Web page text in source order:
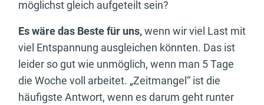
möglichst gleich aufgeteilt sein?
Es wäre das Beste für uns,wenn wir viel Last mit
viel Entspannung ausgleichen könnten. Das ist
leider so gut wie unmöglich, wenn man 5 Tage
die Woche voll arbeitet. „Zeitmangel“ ist die
häufigste Antwort, wenn es darum geht runter